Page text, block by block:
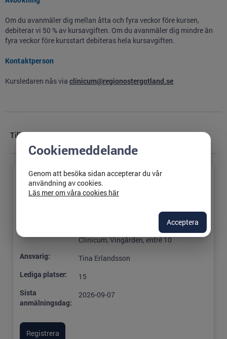
Om du avanmäler dig mellan åtta och fyra veckor före kursen,
debiterar vi 50 % av kursavgiften. Om du avanmäler dig mindre än
fyra veckor före kursstart debiteras hela kursavgiften.
Kontaktperson
Kursledaren nås via clinicum@regionostergotland.se
Tillfällen
Titel:
20-21/10 2026
Startdatum:
Norrköping, Vrinnevisjukhuset,
Clinicum, Vingården, entré 10
Ansvarig:
Tina Erlandsson
Lediga platser:
15
Sista
anmälningsdag:
2026-09-07
Cookiemeddelande
Genom att besöka sidan accepterar du vår
användning av cookies.
Läs mer om våra cookies här
Acceptera